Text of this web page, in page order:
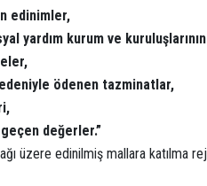
edinimler,
yardım kurum ve
ödenen tazminatlar,
değerler.”
üzere edinilmiş mallara katılma